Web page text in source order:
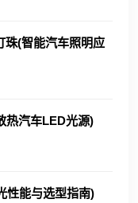
珠(智能汽车照明应
热汽车LED光源)
性能与选型指南)